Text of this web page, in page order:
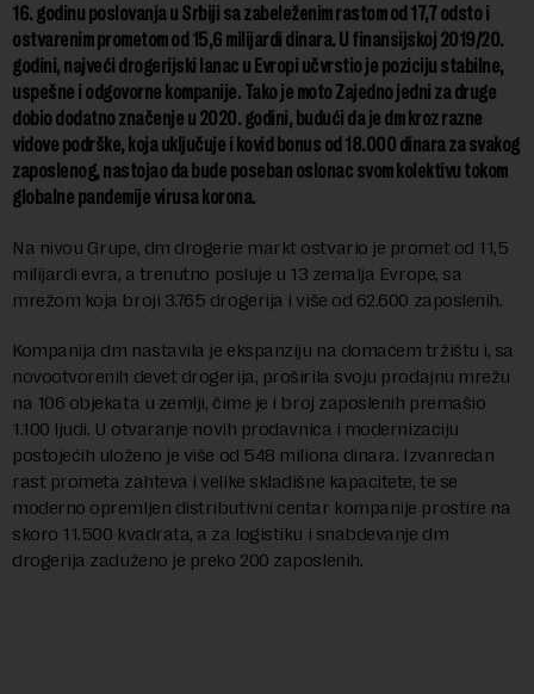
16. godinu poslovanja u Srbiji sa zabeleženim rastom od 17,7 odsto i
ostvarenim prometom od 15,6 milijardi dinara. U finansijskoj 2019/20.
godini, najveći drogerijski lanac u Evropi učvrstio je poziciju stabilne,
uspešne i odgovorne kompanije. Tako je moto Zajedno jedni za druge
dobio dodatno značenje u 2020. godini, budući da je dm kroz razne
vidove podrške, koja uključuje i kovid bonus od 18.000 dinara za svakog
zaposlenog, nastojao da bude poseban oslonac svom kolektivu tokom
globalne pandemije virusa korona.
Na nivou Grupe, dm drogerie markt ostvario je promet od 11,5
milijardi evra, a trenutno posluje u 13 zemalja Evrope, sa
mrežom koja broji 3.765 drogerija i više od 62.600 zaposlenih.
Kompanija dm nastavila je ekspanziju na domaćem tržištu i, sa
novootvorenih devet drogerija, proširila svoju prodajnu mrežu
na 106 objekata u zemlji, čime je i broj zaposlenih premašio
1.100 ljudi. U otvaranje novih prodavnica i modernizaciju
postojećih uloženo je više od 548 miliona dinara. Izvanredan
rast prometa zahteva i velike skladišne kapacitete, te se
moderno opremljen distributivni centar kompanije prostire na
skoro 11.500 kvadrata, a za logistiku i snabdevanje dm
drogerija zaduženo je preko 200 zaposlenih.